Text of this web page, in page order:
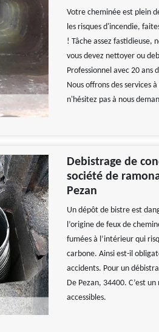
Votre cheminée est plein
les risques d'incendie,
! Tâche assez fastidieuse,
vous devez nettoyer ou
Professionnel avec 20
Nous offrons des services
n'hésitez pas à nous
Debistrage de
société de
Pezan
Un dépôt de bistre est
l’origine de feux de
fumées à l’intérieur qui
carbone. Ainsi est-il
accidents. Pour un
De Pezan, 34400. C’est
accessibles.